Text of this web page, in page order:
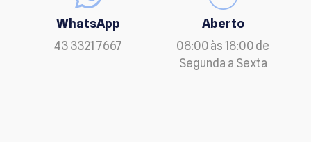
WhatsApp
43 3321 7667
Aberto
08:00 às 18:00 de
Segunda a Sexta